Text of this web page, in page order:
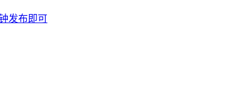
发布即可